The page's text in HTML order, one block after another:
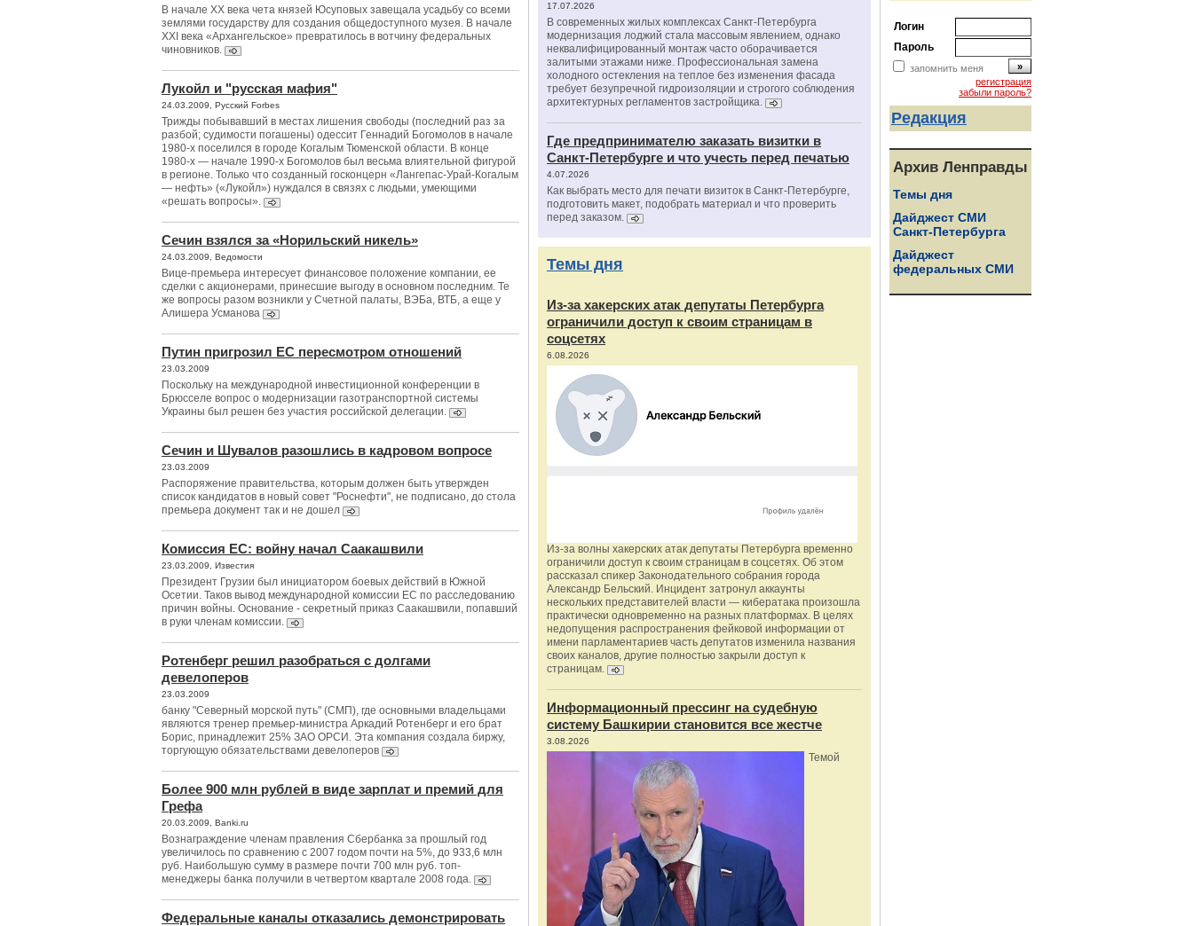
В начале XX века чета князей Юсуповых завещала усадьбу со всеми
землями государству для создания общедоступного музея. В начале
XXI века «Архангельское» превратилось в вотчину федеральных
чиновников.
Лукойл и "русская мафия"
24.03.2009, Русский Forbes
Трижды побывавший в местах лишения свободы (последний раз за
разбой; судимости погашены) одессит Геннадий Богомолов в начале
1980-х поселился в городе Когалым Тюменской области. В конце
1980-х — начале 1990-х Богомолов был весьма влиятельной фигурой
в регионе. Только что созданный госконцерн «Лангепас-Урай-Когалым
— нефть» («Лукойл») нуждался в связях с людьми, умеющими
«решать вопросы».
Сечин взялся за «Норильский никель»
24.03.2009, Ведомости
Вице-премьера интересует финансовое положение компании, ее
сделки с акционерами, принесшие выгоду в основном последним. Те
же вопросы разом возникли у Счетной палаты, ВЭБа, ВТБ, а еще у
Алишера Усманова
Путин пригрозил ЕС пересмотром отношений
23.03.2009
Поскольку на международной инвестиционной конференции в
Брюсселе вопрос о модернизации газотранспортной системы
Украины был решен без участия российской делегации.
Сечин и Шувалов разошлись в кадровом вопросе
23.03.2009
Распоряжение правительства, которым должен быть утвержден
список кандидатов в новый совет "Роснефти", не подписано, до стола
премьера документ так и не дошел
Комиссия ЕС: войну начал Саакашвили
23.03.2009, Известия
Президент Грузии был инициатором боевых действий в Южной
Осетии. Таков вывод международной комиссии ЕС по расследованию
причин войны. Основание - секретный приказ Саакашвили, попавший
в руки членам комиссии.
Ротенберг решил разобраться с долгами
девелоперов
23.03.2009
банку "Северный морской путь" (СМП), где основными владельцами
являются тренер премьер-министра Аркадий Ротенберг и его брат
Борис, принадлежит 25% ЗАО ОРСИ. Эта компания создала биржу,
торгующую обязательствами девелоперов
Более 900 млн рублей в виде зарплат и премий для
Грефа
20.03.2009, Banki.ru
Вознаграждение членам правления Сбербанка за прошлый год
увеличилось по сравнению с 2007 годом почти на 5%, до 933,6 млн
руб. Наибольшую сумму в размере почти 700 млн руб. топ-
менеджеры банка получили в четвертом квартале 2008 года.
Федеральные каналы отказались демонстрировать
17.07.2026
В современных жилых комплексах Санкт-Петербурга
модернизация лоджий стала массовым явлением, однако
неквалифицированный монтаж часто оборачивается
залитыми этажами ниже. Профессиональная замена
холодного остекления на теплое без изменения фасада
требует безупречной гидроизоляции и строгого соблюдения
архитектурных регламентов застройщика.
Где предпринимателю заказать визитки в
Санкт-Петербурге и что учесть перед печатью
4.07.2026
Как выбрать место для печати визиток в Санкт-Петербурге,
подготовить макет, подобрать материал и что проверить
перед заказом.
Темы дня
Из‑за хакерских атак депутаты Петербурга
ограничили доступ к своим страницам в
соцсетях
6.08.2026
Из‑за волны хакерских атак депутаты Петербурга временно
ограничили доступ к своим страницам в соцсетях. Об этом
рассказал спикер Законодательного собрания города
Александр Бельский. Инцидент затронул аккаунты
нескольких представителей власти — кибератака произошла
практически одновременно на разных платформах. В целях
недопущения распространения фейковой информации от
имени парламентариев часть депутатов изменила названия
своих каналов, другие полностью закрыли доступ к
страницам.
Информационный прессинг на судебную
систему Башкирии становится все жестче
3.08.2026
Темой
Логин
Пароль
запомнить меня
регистрация
забыли пароль?
Редакция
Архив Ленправды
Темы дня
Дайджест СМИ
Санкт-Петербурга
Дайджест
федеральных СМИ